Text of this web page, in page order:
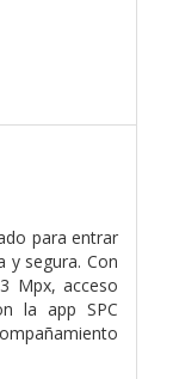
para entrar
y segura. Con
Mpx, acceso
la app SPC